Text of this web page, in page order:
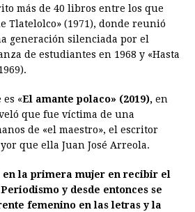
más de 40 libros entre los que
Tlatelolco» (1971), donde reunió
generación silenciada por el
de estudiantes en 1968 y «Hasta
«El amante polaco» (2019), en
que fue víctima de una
de «el maestro», el escritor
que ella Juan José Arreola.
en la primera mujer en recibir el
y desde entonces se
femenino en las letras y la